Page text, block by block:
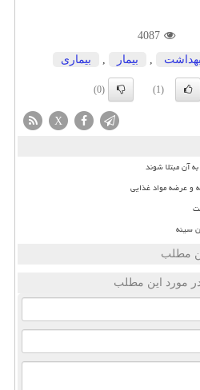
4087
بهداشت بیمار بیماری
(1)
(0)
X
آن مبتلا شوند
و عرضه مواد غذایی
سینه
مطلب
مورد این مطلب